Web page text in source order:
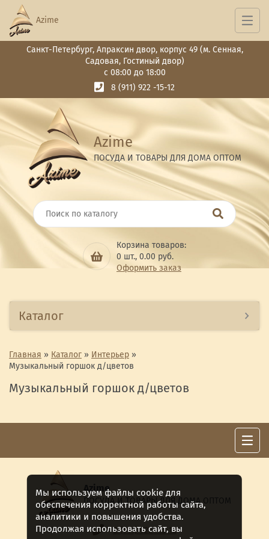
Санкт-Петербург, Апраксин двор, корпус 49 (м. Сенная,
Садовая, Гостиный двор)
с 08:00 до 18:00
8 (911) 922 -15-12
Azime
ПОСУДА И ТОВАРЫ ДЛЯ ДОМА ОПТОМ
Корзина товаров:
0 шт., 0.00 руб.
Оформить заказ
Azime
Каталог
Главная » Каталог » Интерьер »
Музыкальный горшок д/цветов
Музыкальный горшок д/цветов
Azime
ПОСУДА И ТОВАРЫ ДЛЯ ДОМА ОПТОМ
8 (911) 922 -15-12
Мы используем файлы cookie для
обеспечения корректной работы сайта,
аналитики и повышения удобства.
Продолжая использовать сайт, вы